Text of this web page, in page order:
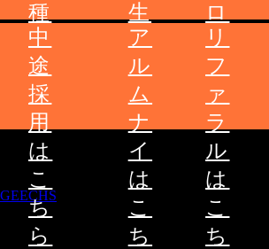
種
生
ロ
ー
中
途
採
用
は
こ
ち
ら
ア
ル
ム
ナ
イ
は
こ
ち
リ
フ
ァ
ラ
ル
は
こ
ち
GEECHS